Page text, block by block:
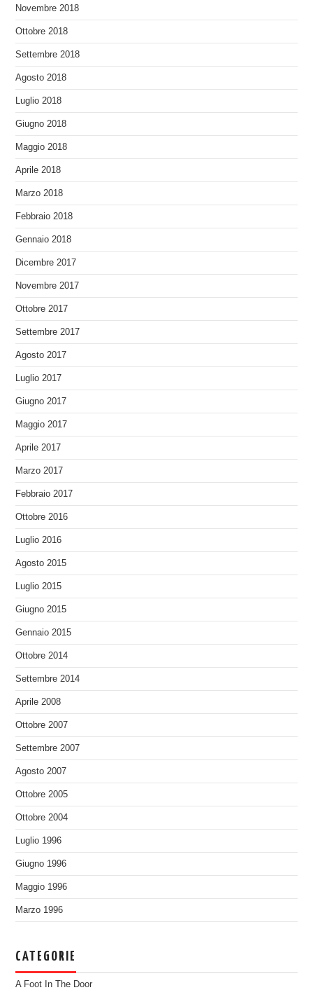
Novembre 2018
Ottobre 2018
Settembre 2018
Agosto 2018
Luglio 2018
Giugno 2018
Maggio 2018
Aprile 2018
Marzo 2018
Febbraio 2018
Gennaio 2018
Dicembre 2017
Novembre 2017
Ottobre 2017
Settembre 2017
Agosto 2017
Luglio 2017
Giugno 2017
Maggio 2017
Aprile 2017
Marzo 2017
Febbraio 2017
Ottobre 2016
Luglio 2016
Agosto 2015
Luglio 2015
Giugno 2015
Gennaio 2015
Ottobre 2014
Settembre 2014
Aprile 2008
Ottobre 2007
Settembre 2007
Agosto 2007
Ottobre 2005
Ottobre 2004
Luglio 1996
Giugno 1996
Maggio 1996
Marzo 1996
CATEGORIE
A Foot In The Door